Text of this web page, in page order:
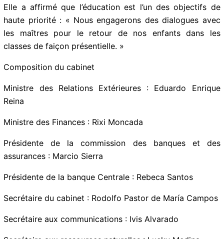
Elle a affirmé que l’éducation est l’un des objectifs de
haute priorité : « Nous engagerons des dialogues avec
les maîtres pour le retour de nos enfants dans les
Ministre des Relations Extérieures : Eduardo Enrique
Présidente de la commission des banques et des
Campos